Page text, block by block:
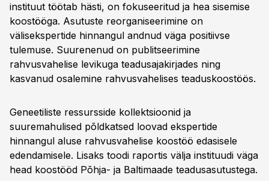
instituut töötab hästi, on fokuseeritud ja hea sisemise
koostööga. Asutuste reorganiseerimine on
välisekspertide hinnangul andnud väga positiivse
tulemuse. Suurenenud on publitseerimine
rahvusvahelise levikuga teadusajakirjades ning
kasvanud osalemine rahvusvahelises teaduskoostöös.
Geneetiliste ressursside kollektsioonid ja
suuremahulised põldkatsed loovad ekspertide
hinnangul aluse rahvusvahelise koostöö edasisele
edendamisele. Lisaks toodi raportis välja instituudi väga
head koostööd Põhja- ja Baltimaade teadusasutustega.